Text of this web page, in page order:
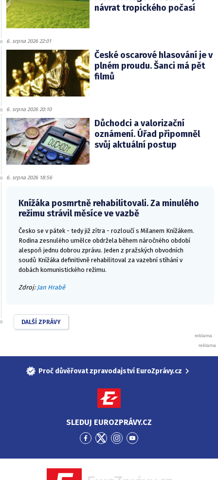
návrat tropického počasí
6. srpna 2026 22:01
České oscarové hlasování je v
plném proudu. Šanci má pět
filmů
6. srpna 2026 20:10
Důchodci a valorizační
oznámení. Úřad připomněl
svůj aktuální postup
6. srpna 2026 18:56
Knížáka posmrtně rehabilitovali. Za minulého
režimu strávil měsíce ve vazbě
Česko se v pátek - tedy již zítra - rozloučí s Milanem Knížákem.
Rodina zesnulého umělce obdržela během náročného období
alespoň jednu dobrou zprávu. Jeden z pražských obvodních
soudů Knížáka definitivně rehabilitoval za vazební stíhání v
dobách komunistického režimu.
Zdroj: Jan Hrabě
DALŠÍ ZPRÁVY
Proč důvěřovat zpravodajství EuroZprávy.cz
SLEDUJ EUROZPRÁVY.CZ
Přejít
Facebook
Přejít
Twitter
Přejít
Instagram
Přejít
YouTube